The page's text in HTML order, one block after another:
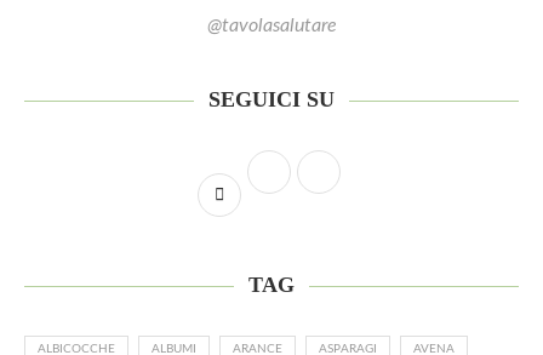
@tavolasalutare
SEGUICI SU
TAG
ALBICOCCHE ALBUMI ARANCE ASPARAGI AVENA